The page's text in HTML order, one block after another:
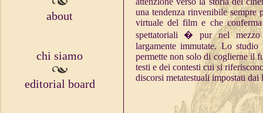
about
chi siamo
editorial board
una tendenza rinvenibile
virtuale del film e che
spettatoriali � pur nel
largamente immutate. Lo
permette non solo di coglierne il
testi e dei contesti cui si
discorsi metatestuali impostati dai